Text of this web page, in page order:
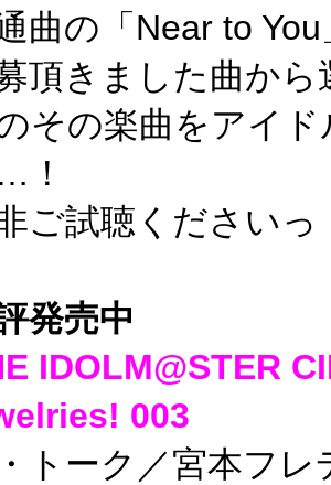
曲の「Near to
頂きました曲か
その楽曲をアイ
！
ご試聴くださいっ
発売中
IDOLM@STER
003
トーク／宮本フレ